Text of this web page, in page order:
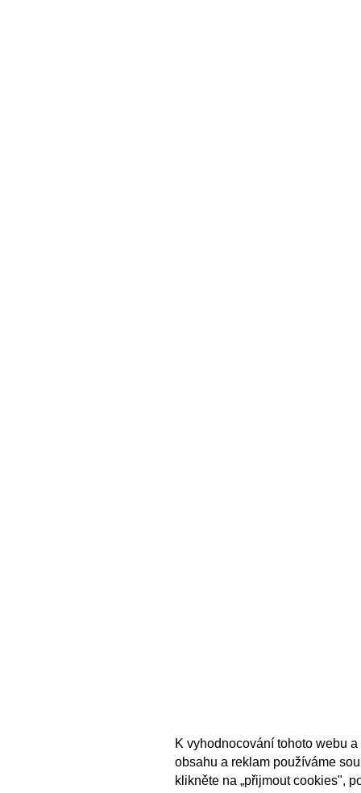
K vyhodnocování tohoto webu
obsahu a reklam používáme
klikněte na „přijmout cookies",